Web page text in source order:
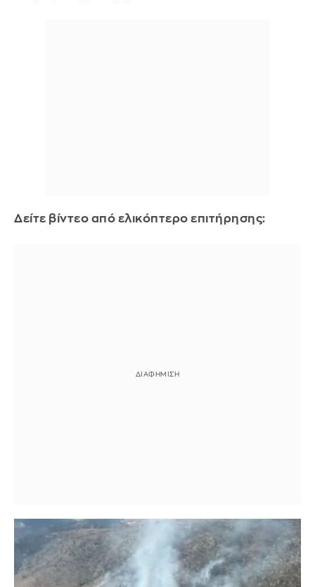
Δείτε βίντεο από ελικόπτερο επιτήρησης: